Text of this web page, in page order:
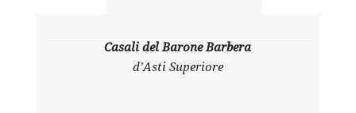
Casali del Barone Barbera
d’Asti Superiore